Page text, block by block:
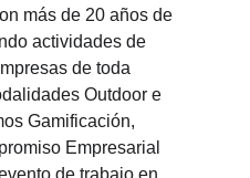
más de 20 años de
actividades de
de toda
Outdoor e
Gamificación,
Empresarial
de trabajo en